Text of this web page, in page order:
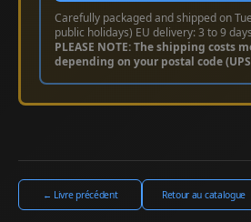
Carefully packaged and shipped on
public holidays) EU delivery: 3 to 9
PLEASE NOTE: The shipping costs
depending on your postal code
← Livre précédent Retour au catalogue